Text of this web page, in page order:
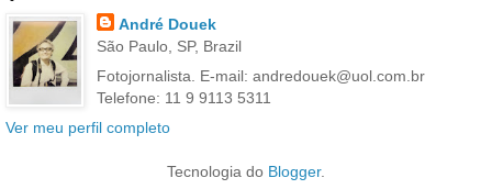
André Douek
São Paulo, SP, Brazil
Fotojornalista. E-mail: andredouek@uol.com.br
Telefone: 11 9 9113 5311
Ver meu perfil completo
Tecnologia do Blogger.